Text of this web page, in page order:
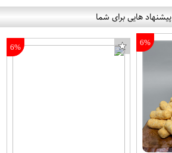
پیشنهاد هایی برای شما
6%
6%